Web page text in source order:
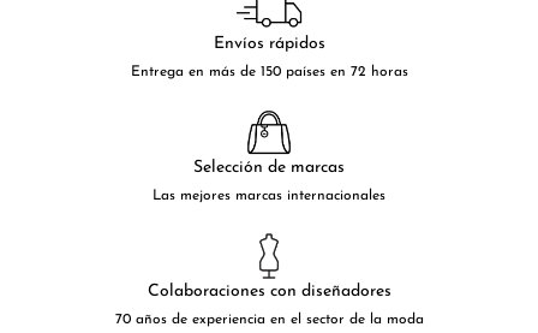
Envíos rápidos
Entrega en más de 150 países en 72 horas
Selección de marcas
Las mejores marcas internacionales
Colaboraciones con diseñadores
70 años de experiencia en el sector de la moda